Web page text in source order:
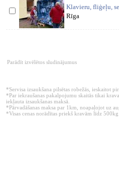
Klavieru, fliģeļu,
Rīga
Parādīt izvēlētos sludinājumus
*Servisa izsaukšana pilsētas robežās, ieskaitot
*Par iekraušanas pakalpojumu skaitās tikai
iekļauta izsaukšanas maksā.
*Pārvadāšanas maksa par 1km, noapaļojot uz
*Visas cenas norādītas priekš kravām līdz